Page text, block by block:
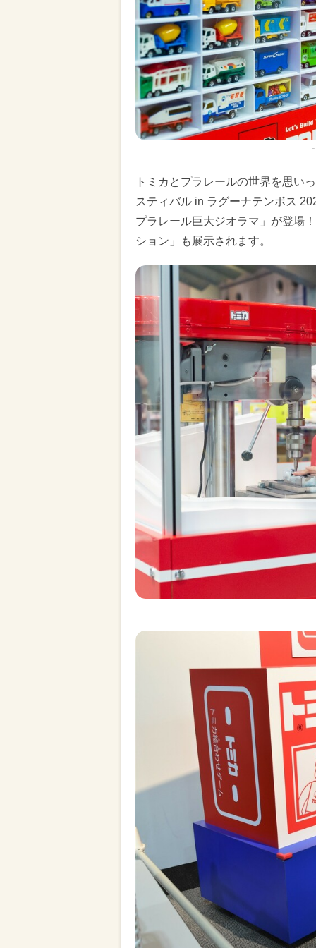
トミカとプラレールの世界を思い
スティバル in ラグーナテンボス
プラレール巨大ジオラマ」が登場
ション」も展示されます。